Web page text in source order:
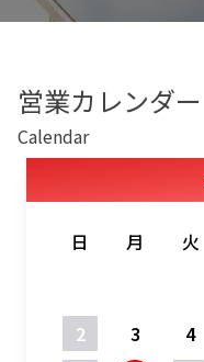
営業カレンダー
Calendar
日 月 火
2
3 4